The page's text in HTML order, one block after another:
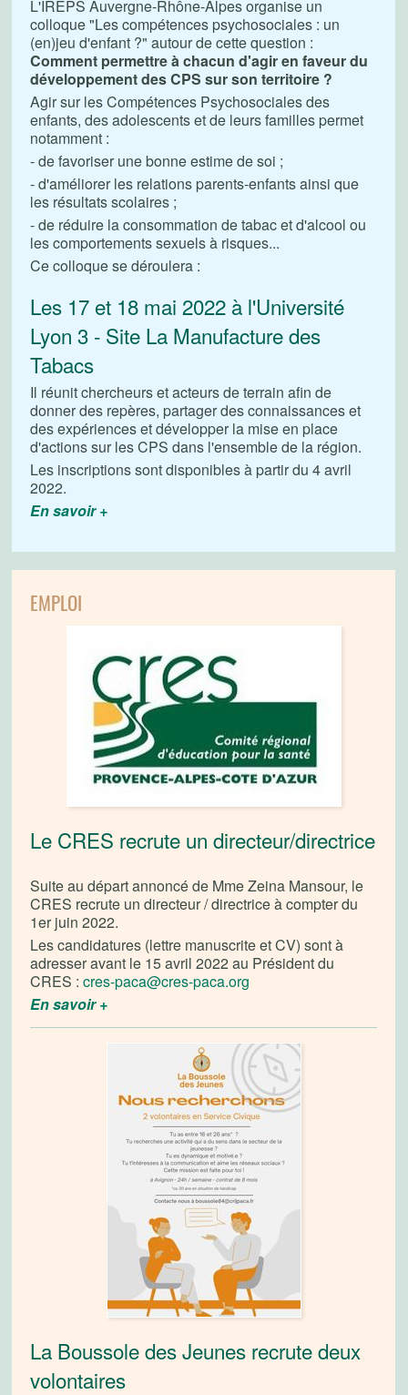
L'IREPS Auvergne-Rhône-Alpes organise un
colloque "Les compétences psychosociales : un
(en)jeu d'enfant ?" autour de cette question :
Comment permettre à chacun d'agir en faveur du
développement des CPS sur son territoire ?
Agir sur les Compétences Psychosociales des
enfants, des adolescents et de leurs familles permet
notamment :
- de favoriser une bonne estime de soi ;
- d'améliorer les relations parents-enfants ainsi que
les résultats scolaires ;
- de réduire la consommation de tabac et d'alcool ou
les comportements sexuels à risques...
Ce colloque se déroulera :
Les 17 et 18 mai 2022 à l'Université
Lyon 3 - Site La Manufacture des
Tabacs
Il réunit chercheurs et acteurs de terrain afin de
donner des repères, partager des connaissances et
des expériences et développer la mise en place
d'actions sur les CPS dans l'ensemble de la région.
Les inscriptions sont disponibles à partir du 4 avril
2022.
En savoir +
EMPLOI
Le CRES recrute un directeur/directrice
Suite au départ annoncé de Mme Zeina Mansour, le
CRES recrute un directeur / directrice à compter du
1er juin 2022.
Les candidatures (lettre manuscrite et CV) sont à
adresser avant le 15 avril 2022 au Président du
CRES :cres-paca@cres-paca.org
En savoir +
La Boussole des Jeunes recrute deux
volontaires